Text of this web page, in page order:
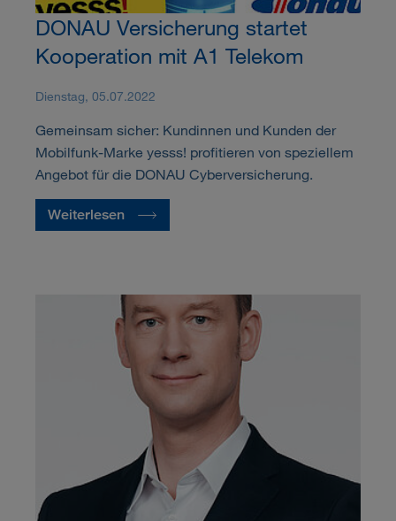
DONAU Versicherung startet
Kooperation mit A1 Telekom
Dienstag, 05.07.2022
Gemeinsam sicher: Kundinnen und Kunden der
Mobilfunk-Marke yesss! profitieren von speziellem
Angebot für die DONAU Cyberversicherung.
Weiterlesen